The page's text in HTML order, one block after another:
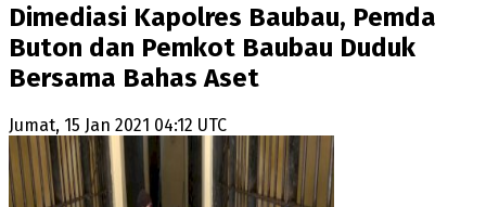
Dimediasi Kapolres Baubau, Pemda
Buton dan Pemkot Baubau Duduk
Bersama Bahas Aset
Jumat, 15 Jan 2021 04:12 UTC